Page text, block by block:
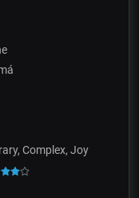
Complex, Joy